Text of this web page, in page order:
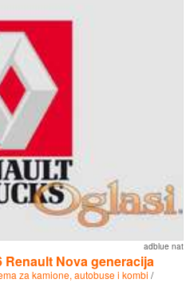
adblue nat
Nova generacija
za kamione, autobuse i kombi /